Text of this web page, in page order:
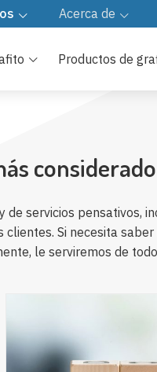
Acerca de
Productos de
considerado
servicios pensativos,
Si necesita
le serviremos de